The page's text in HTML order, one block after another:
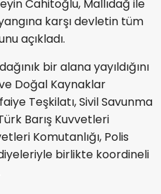
Cahitoğlu, Mallıdağ ile
karşı devletin tüm
açıkladı.
bir alana yayıldığını
Doğal Kaynaklar
Teşkilatı, Sivil Savunma
Barış Kuvvetleri
Komutanlığı, Polis
birlikte koordineli